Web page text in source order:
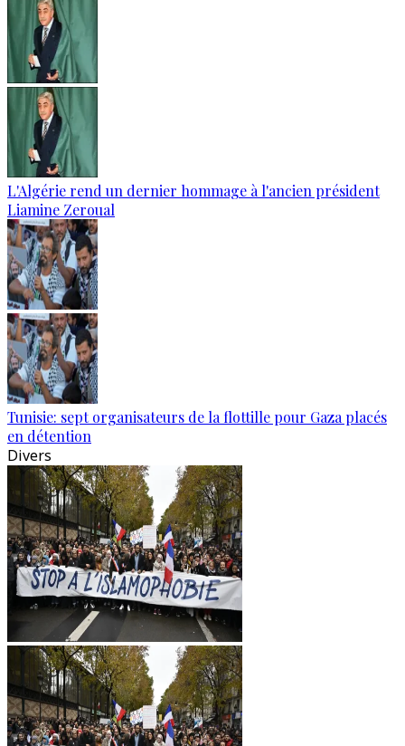
L'Algérie rend un dernier hommage à l'ancien président
Liamine Zeroual
Tunisie: sept organisateurs de la flottille pour Gaza placés
en détention
Divers